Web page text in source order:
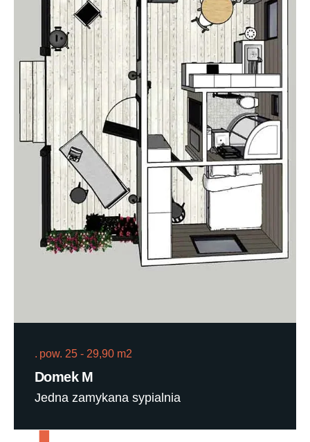
pow. 25 - 29,90 m2
Domek M
Jedna zamykana sypialnia